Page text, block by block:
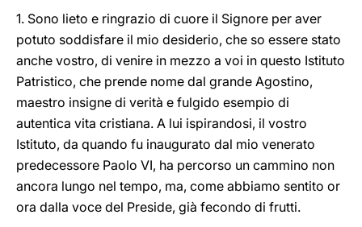
1. Sono lieto e ringrazio di cuore il Signore per aver
potuto soddisfare il mio desiderio, che so essere stato
anche vostro, di venire in mezzo a voi in questo Istituto
Patristico, che prende nome dal grande Agostino,
maestro insigne di verità e fulgido esempio di
autentica vita cristiana. A lui ispirandosi, il vostro
Istituto, da quando fu inaugurato dal mio venerato
predecessore Paolo VI, ha percorso un cammino non
ancora lungo nel tempo, ma, come abbiamo sentito or
ora dalla voce del Preside, già fecondo di frutti.